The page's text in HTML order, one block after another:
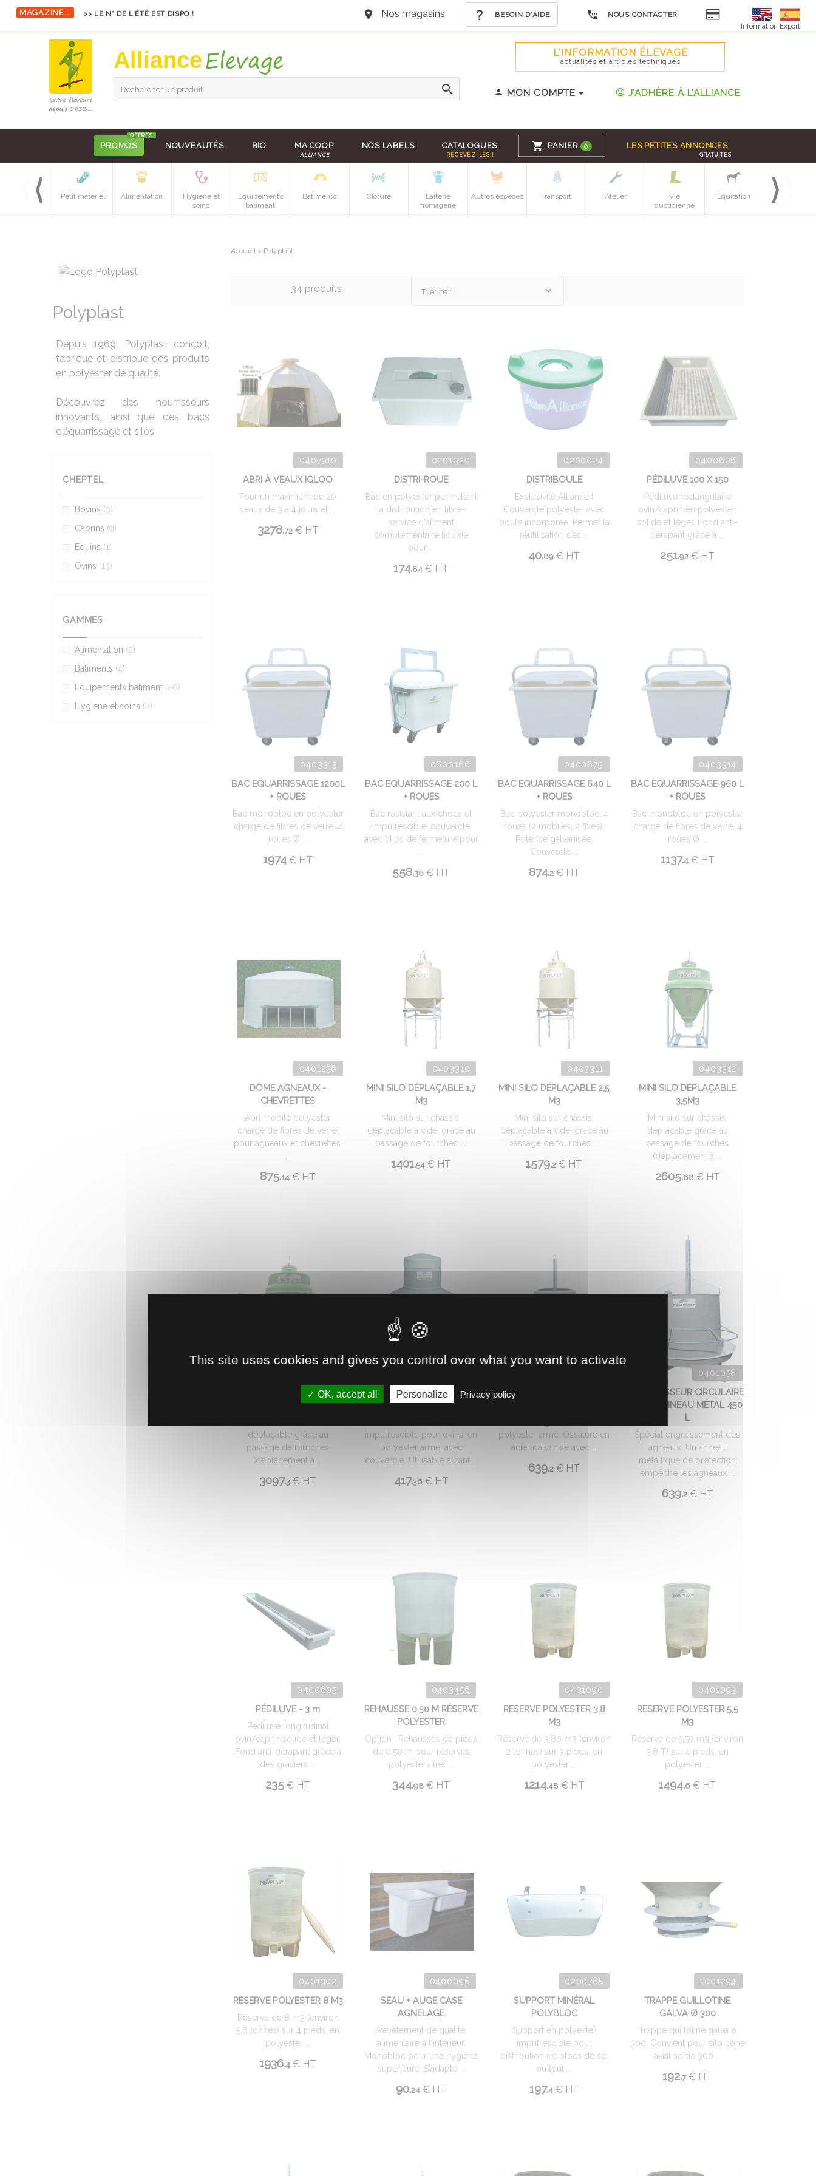
MAGAZINE... >> LE N° DE L'ÉTÉ EST DISPO ! Nos magasins BESOIN D'AIDE
NOUS CONTACTER
Information Export
Alliance
Rechercher un produit
L'INFORMATION ÉLEVAGE
actualités et articles techniques
MON COMPTE J'ADHÈRE À L'ALLIANCE
PROMOS
OFFRES
NOUVEAUTÉS BIO MA COOP
ALLIANCE
NOS LABELS CATALOGUES
RECEVEZ-LES !
PANIER 0 LES PETITES ANNONCES
GRATUITES
Petit materiel Alimentation
Hygiene et
soins
Equipements
batiment
Batiments Cloture
Laiterie
fromagerie
Autres especes Transport Atelier
Vie
quotidienne
Equitation Espaces verts
Accueil > Polyplast
34 produits Trier par :
0407910
ABRI À VEAUX IGLOO
Pour un maximum de 20
veaux de 3 à 4 jours et ...
3278.72 €HT
0201020
DISTRI-ROUE
Bac en polyester permettant
la distribution en libre-
service d'aliment
complémentaire liquide
pour ...
174.84 € HT
0200024
DISTRIBOULE
Exclusivité Alliance !
Couvercle polyester avec
boule incorporée. Permet la
réutilisation des ...
40.89 € HT
0400606
PÉDILUVE 100 X 150
Pédiluve rectangulaire
ovin/caprin en polyester,
solide et léger. Fond anti-
dérapant grâce à ...
251.92 € HT
0403315
BAC EQUARRISSAGE 1200L
+ ROUES
Bac monobloc en polyester
chargé de fibres de verre. 4
roues Ø ...
1974 € HT
0600166
BAC EQUARRISSAGE 200 L
+ ROUES
Bac résistant aux chocs et
imputrescible, couvercle
avec clips de fermeture pour
558.36 € HT
0400679
BAC EQUARRISSAGE 640 L
+ ROUES
Bac polyester monobloc. 4
roues (2 mobiles, 2 fixes).
Potence galvanisée.
Couvercle ...
874.2 €HT
0403314
BAC EQUARRISSAGE 960 L
+ ROUES
Bac monobloc en polyester
chargé de fibres de verre. 4
roues Ø ...
1137.4 €HT
0401256
DÔME AGNEAUX -
CHEVRETTES
Abri mobile polyester
chargé de fibres de verre,
pour agneaux et chevrettes.
875.14 € HT
0403310
MINI SILO DÉPLAÇABLE 1,7
M3
Mini silo sur châssis,
déplaçable à vide, grâce au
passage de fourches. ...
1401.54 € HT
0403311
MINI SILO DÉPLAÇABLE 2,5
M3
Mini silo sur châssis,
déplaçable à vide, grâce au
passage de fourches. ...
1579.2 € HT
0403312
MINI SILO DÉPLAÇABLE
3,5M3
Mini silo sur châssis,
déplaçable grâce au
passage de fourches
(déplacement à ...
2605.68 €HT
MINI SILO DÉPLAÇABLE
déplaçable grâce au
passage de fourches
(déplacement à ...
3097.3 € HT
NOURRISSEUR CIRCULAIRE
175 L
imputrescible pour ovins, en
polyester armé, avec
couvercle. Utilisable autant ...
417.36 €HT
NOURRISSEUR CIRCULAIRE
polyester armé. Ossature en
acier galvanisé avec ...
639.2 € HT
0401058
NOURRISSEUR CIRCULAIRE
AVEC ANNEAU MÉTAL 450
L
Spécial engraissement des
agneaux. Un anneau
métallique de protection
empêche les agneaux ...
639.2 €HT
0400605
PÉDILUVE - 3 m
Pédiluve longitudinal
ovin/caprin solide et léger.
Fond anti-dérapant grâce à
des graviers ...
235 € HT
0403456
REHAUSSE 0.50 M RÉSERVE
POLYESTER
Option : Rehausses de pieds
de 0.50 m pour réserves
polyesters (réf ...
344.98 € HT
0401090
RESERVE POLYESTER 3,8
M3
Réserve de 3,80 m3 (environ
2 tonnes) sur 3 pieds, en
polyester ...
1214.48 €HT
0401093
RESERVE POLYESTER 5,5
M3
Réserve de 5,50 m3 (environ
3,8 T) sur 4 pieds, en
polyester ...
1494.6 € HT
0401302
RESERVE POLYESTER 8 M3
Réserve de 8 m3 (environ
5,6 tonnes) sur 4 pieds, en
polyester ...
1936.4 € HT
0400096
SEAU + AUGE CASE
AGNELAGE
Revêtement de qualité
alimentaire à l'intérieur.
Monobloc pour une hygiène
supérieure. S'adapte ...
90.24 € HT
0200765
SUPPORT MINÉRAL
POLYBLOC
Support en polyester
imputrescible pour
distribution de blocs de sel
ou tout ...
197.4 €HT
1001294
TRAPPE GUILLOTINE
GALVA Ø 300
Trappe guillotine galva ø
300. Convient pour silo cône
axial sortie 300 ...
192.7 € HT
Polyplast
Depuis 1969, Polyplast conçoit,
fabrique et distribue des produits
en polyester de qualité.
Découvrez des nourrisseurs
innovants, ainsi que des bacs
d'équarrissage et silos.
CHEPTEL
Bovins (3)
Caprins (9)
Equins (1)
Ovins (13)
GAMMES
Alimentation (2)
Batiments (4)
Equipements batiment (26)
Hygiene et soins (2)
This site uses cookies and gives you control over what you want to activate
OK, accept all Personalize Privacy policy